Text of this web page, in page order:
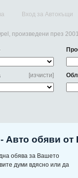
Вход за Автокъщи
произведени през
[изчисти]
Авто обяви от
обява за Вашето
думи вдясно или да